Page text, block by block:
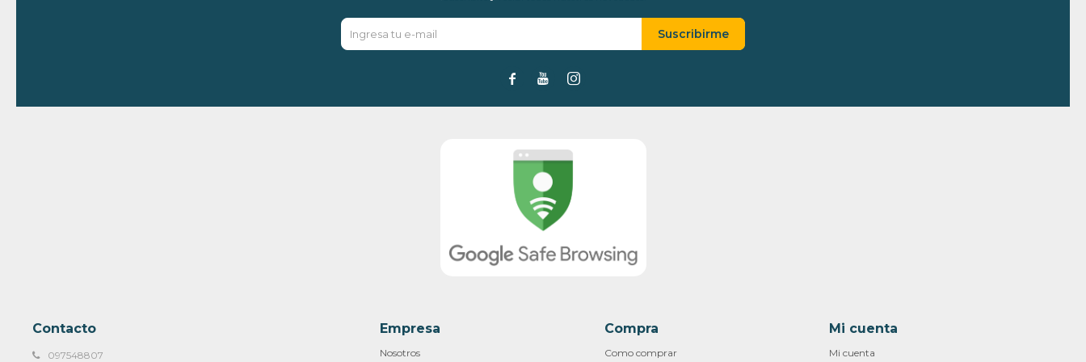
Contacto
097548807
Empresa
Nosotros
Compra
Como comprar
Mi cuenta
Mi cuenta
Suscribirme
  